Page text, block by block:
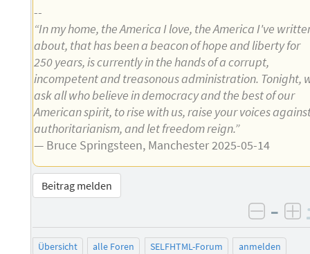
--
“In my home, the America I love, the America I've
about, that has been a beacon of hope and liberty for
250 years, is currently in the hands of a corrupt,
incompetent and treasonous administration. Tonight,
ask all who believe in democracy and the best of our
American spirit, to rise with us, raise your voices
authoritarianism, and let freedom reign.”
— Bruce Springsteen, Manchester 2025-05-14
Beitrag melden
–
Übersicht alle Foren SELFHTML-Forum
anmelden